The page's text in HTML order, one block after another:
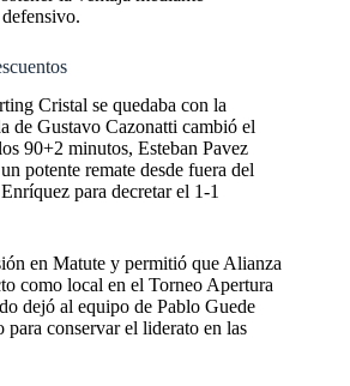
Cristal se quedaba con la
de Gustavo Cazonatti cambió el
90+2 minutos, Esteban Pavez
potente remate desde fuera del
para decretar el 1-1
en Matute y permitió que Alianza
como local en el Torneo Apertura
dejó al equipo de Pablo Guede
para conservar el liderato en las